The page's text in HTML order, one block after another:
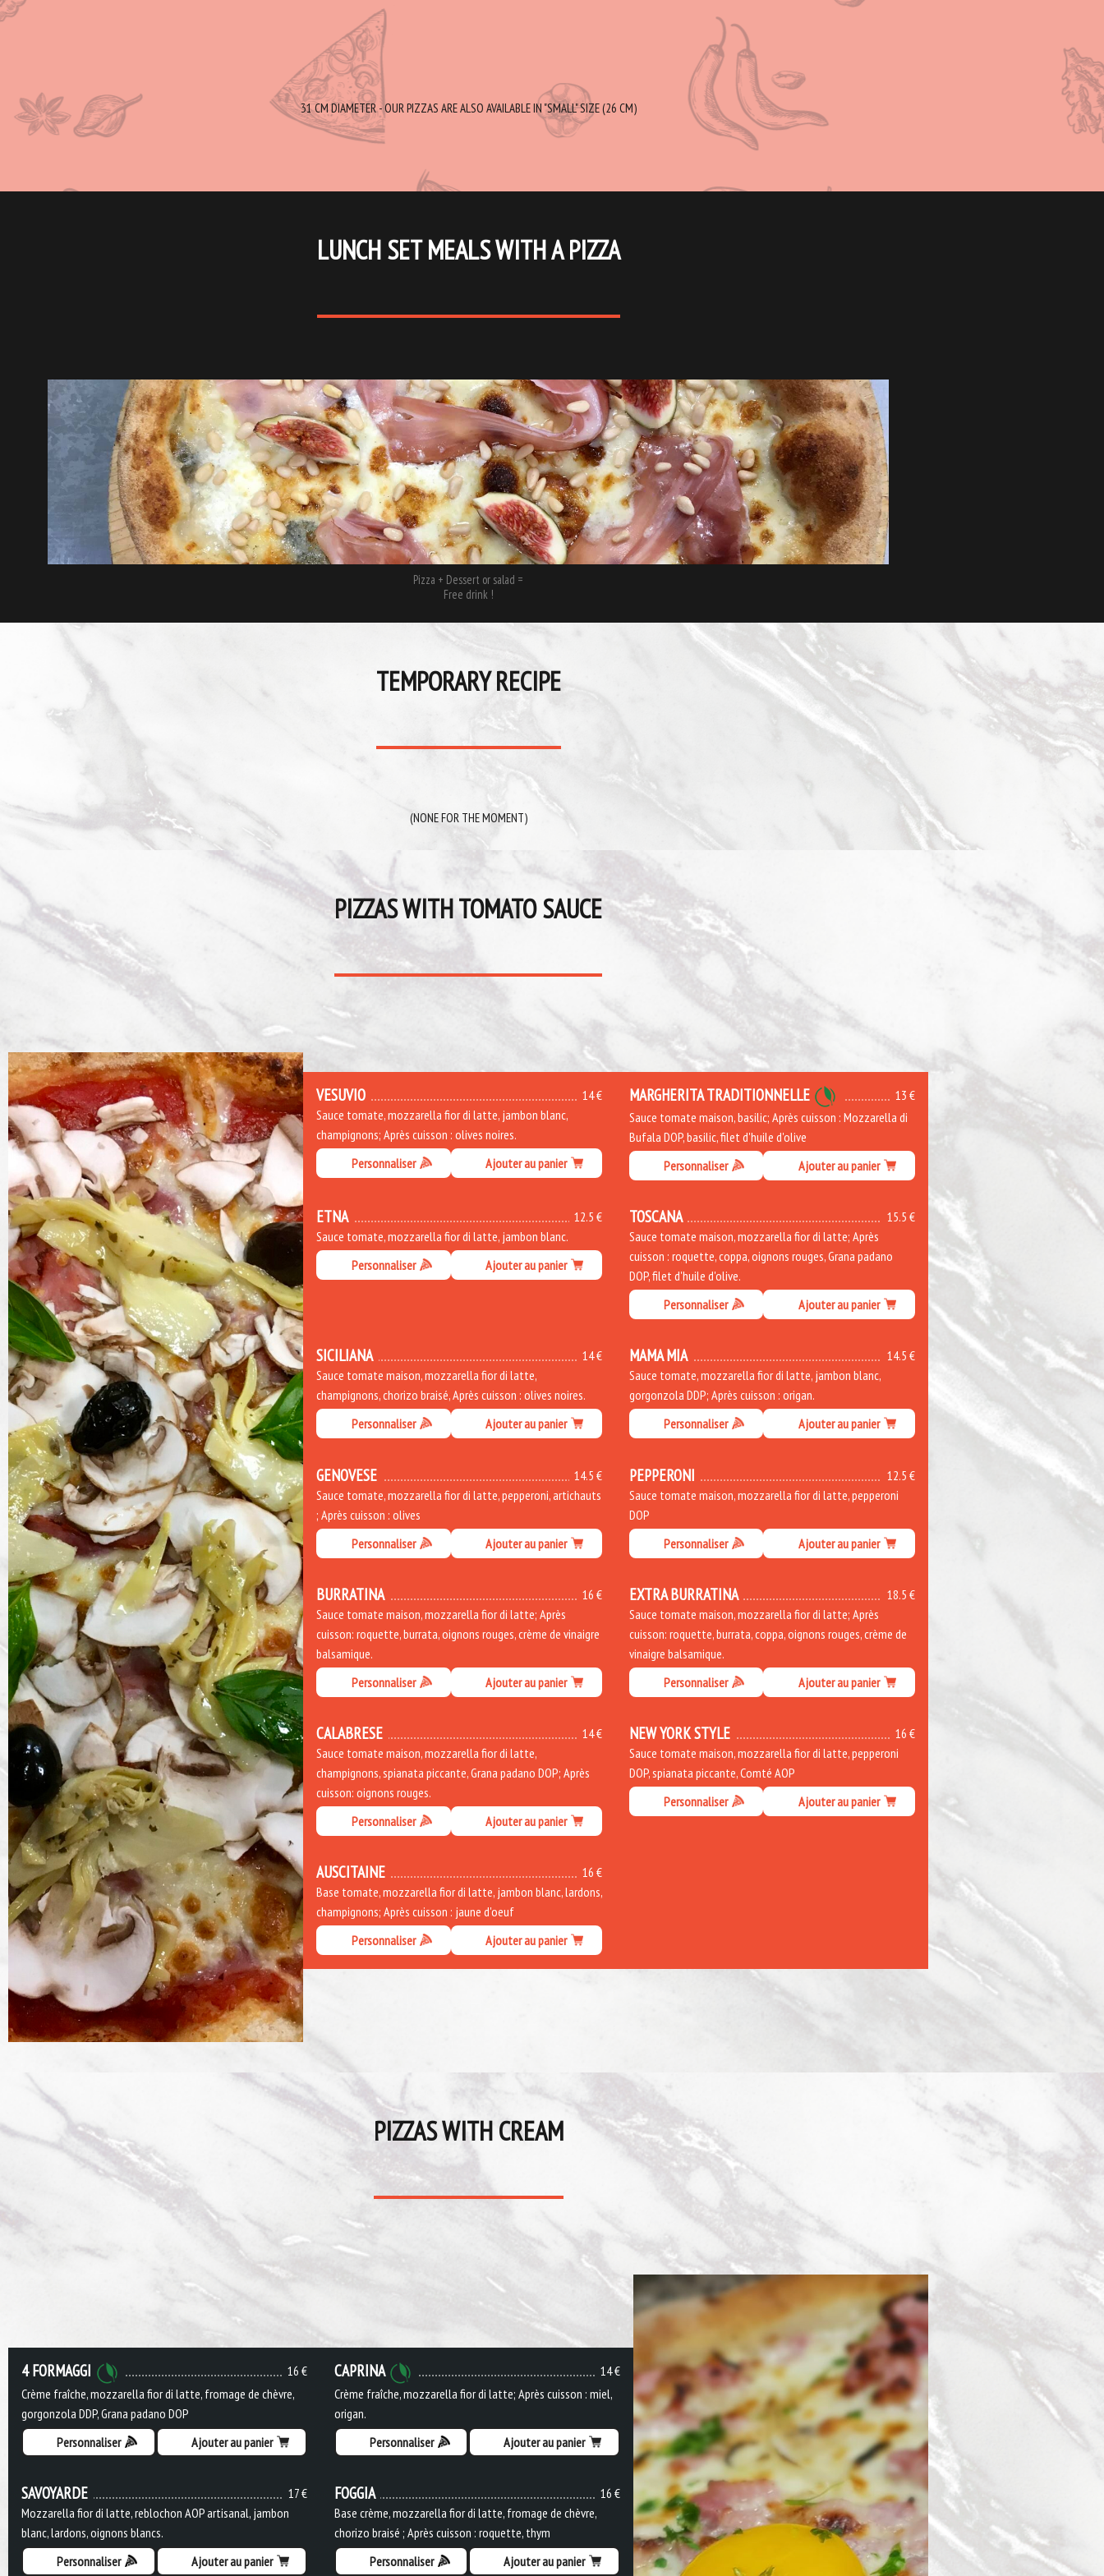
31 CM DIAMETER - OUR PIZZAS ARE ALSO AVAILABLE IN "SMALL" SIZE (26 CM)
LUNCH SET MEALS WITH A PIZZA
Pizza + Dessert or salad =
Free drink !
TEMPORARY RECIPE
(NONE FOR THE MOMENT)
PIZZAS WITH TOMATO SAUCE
14 €
VESUVIO
Sauce tomate, mozzarella fior di latte, jambon blanc,
champignons; Après cuisson : olives noires.
Personnaliser
Ajouter au panier
13 €
MARGHERITA TRADITIONNELLE
Sauce tomate maison, basilic; Après cuisson : Mozzarella di
Bufala DOP, basilic, filet d'huile d'olive
Personnaliser
Ajouter au panier
12.5 €
ETNA
Sauce tomate, mozzarella fior di latte, jambon blanc.
Personnaliser
Ajouter au panier
15.5 €
TOSCANA
Sauce tomate maison, mozzarella fior di latte; Après
cuisson : roquette, coppa, oignons rouges, Grana padano
DOP, filet d'huile d'olive.
Personnaliser
Ajouter au panier
14 €
SICILIANA
Sauce tomate maison, mozzarella fior di latte,
champignons, chorizo braisé, Après cuisson : olives noires.
Personnaliser
Ajouter au panier
14.5 €
MAMA MIA
Sauce tomate, mozzarella fior di latte, jambon blanc,
gorgonzola DDP; Après cuisson : origan.
Personnaliser
Ajouter au panier
14.5 €
GENOVESE
Sauce tomate, mozzarella fior di latte, pepperoni, artichauts
; Après cuisson : olives
Personnaliser
Ajouter au panier
12.5 €
PEPPERONI
Sauce tomate maison, mozzarella fior di latte, pepperoni
DOP
Personnaliser
Ajouter au panier
16 €
BURRATINA
Sauce tomate maison, mozzarella fior di latte; Après
cuisson: roquette, burrata, oignons rouges, crème de vinaigre
balsamique.
Personnaliser
Ajouter au panier
18.5 €
EXTRA BURRATINA
Sauce tomate maison, mozzarella fior di latte; Après
cuisson: roquette, burrata, coppa, oignons rouges, crème de
vinaigre balsamique.
Personnaliser
Ajouter au panier
14 €
CALABRESE
Sauce tomate maison, mozzarella fior di latte,
champignons, spianata piccante, Grana padano DOP; Après
cuisson: oignons rouges.
Personnaliser
Ajouter au panier
16 €
NEW YORK STYLE
Sauce tomate maison, mozzarella fior di latte, pepperoni
DOP, spianata piccante, Comté AOP
Personnaliser
Ajouter au panier
16 €
AUSCITAINE
Base tomate, mozzarella fior di latte, jambon blanc, lardons,
champignons; Après cuisson : jaune d'oeuf
Personnaliser
Ajouter au panier
PIZZAS WITH CREAM
16 €
4 FORMAGGI
Crème fraîche, mozzarella fior di latte, fromage de chèvre,
gorgonzola DDP, Grana padano DOP
Personnaliser
Ajouter au panier
14 €
CAPRINA
Crème fraîche, mozzarella fior di latte; Après cuisson : miel,
origan.
Personnaliser
Ajouter au panier
17 €
SAVOYARDE
Mozzarella fior di latte, reblochon AOP artisanal, jambon
blanc, lardons, oignons blancs.
Personnaliser
Ajouter au panier
16 €
FOGGIA
Base crème, mozzarella fior di latte, fromage de chèvre,
chorizo braisé ; Après cuisson : roquette, thym
Personnaliser
Ajouter au panier